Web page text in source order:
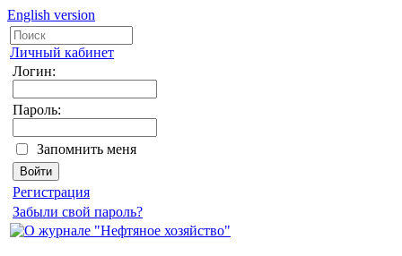
English version
Личный кабинет
Логин:
Пароль:
Запомнить меня
Регистрация
Забыли свой пароль?